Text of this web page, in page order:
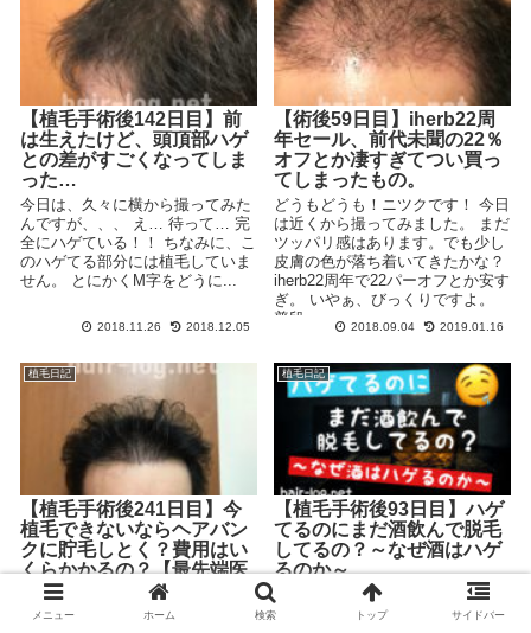
【植毛手術後142日目】前
は生えたけど、頭頂部ハゲ
との差がすごくなってしま
った…
今日は、久々に横から撮ってみた
んですが、、、 え… 待って… 完
全にハゲている！！ ちなみに、こ
のハゲてる部分には植毛していま
せん。 とにかくM字をどうに...
2018.11.26 2018.12.05
【術後59日目】iherb22周
年セール、前代未聞の22％
オフとか凄すぎてつい買っ
てしまったもの。
どうもどうも！ニツクです！ 今日
は近くから撮ってみました。 まだ
ツッパリ感はあります。でも少し
皮膚の色が落ち着いてきたかな？
iherb22周年で22パーオフとか安す
ぎ。 いやぁ、びっくりですよ。
普段...
2018.09.04 2019.01.16
植毛日記
【植毛手術後241日目】今
植毛できないならヘアバン
クに貯毛しとく？費用はい
くらかかるの？【最先端医
療・毛包培養】
今日のニツクはこんな感じ。 は
植毛日記
【植毛手術後93日目】ハゲ
てるのにまだ酒飲んで脱毛
してるの？～なぜ酒はハゲ
るのか～
昨日まで3日間続けてたばこがハ
ゲるという話を書いてたんです
メニュー ホーム 検索 トップ サイドバー